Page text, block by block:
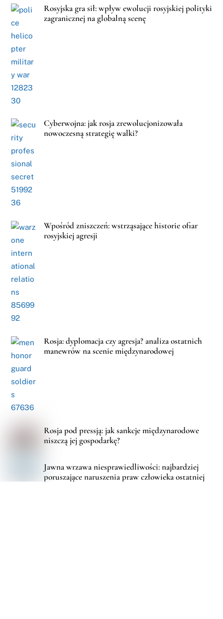
Rosyjska gra sił: wpływ ewolucji rosyjskiej polityki
zagranicznej na globalną scenę
Cyberwojna: jak rosja zrewolucjonizowała
nowoczesną strategię walki?
Wpośród zniszczeń: wstrząsające historie ofiar
rosyjskiej agresji
Rosja: dyplomacja czy agresja? analiza ostatnich
manewrów na scenie międzynarodowej
Rosja pod pressją: jak sankcje międzynarodowe
niszczą jej gospodarkę?
Jawna wrzawa niesprawiedliwości: najbardziej
poruszające naruszenia praw człowieka ostatniej